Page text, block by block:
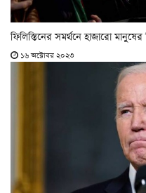
ফিলিস্তিনের সমর্থনে হাজারো
১৬ অক্টোবর ২০২৩